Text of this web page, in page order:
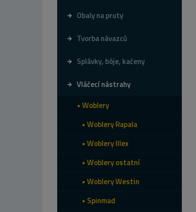
Obaly na pruty
Tvorba návazců
Splávky, bóje, kačeny
Vláčecí nástrahy
Woblery
Woblery Rapala
Woblery Illex
Woblery ostatní
Woblery Westin
Spinmad